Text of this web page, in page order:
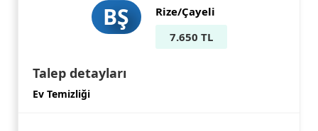
BŞ
Rize/Çayeli
7.650 TL
Talep detayları
Ev Temizliği